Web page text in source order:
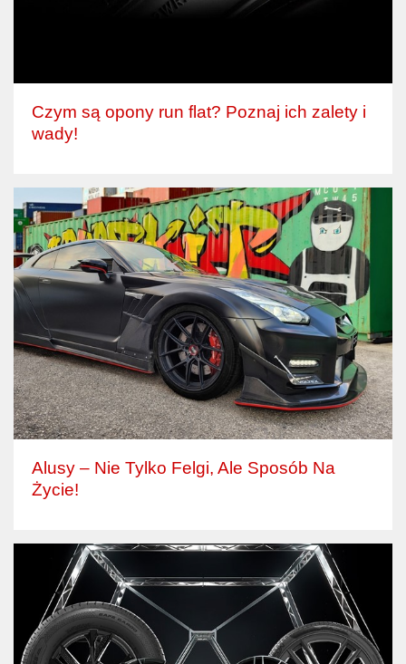
Czym są opony run flat? Poznaj ich zalety i
wady!
Alusy – Nie Tylko Felgi, Ale Sposób Na
Życie!